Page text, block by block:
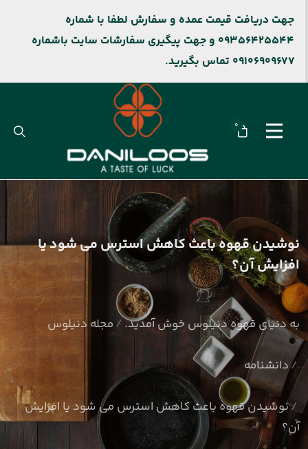
جهت دریافت قیمت عمده و سفارش لطفا با شماره
09356425544 و جهت پیگیری سفارشات سایت باشماره
09106909677 تماس بگیرید.
0
نوشیدن قهوه باعث کاهش استرس می شود یا
افزایش آن؟
به دنیای قهوه دنیلوس خوش آمدید. مجله دنیلوس
دانشنامه
نوشیدن قهوه باعث کاهش استرس می شود یا افزایش
آن؟